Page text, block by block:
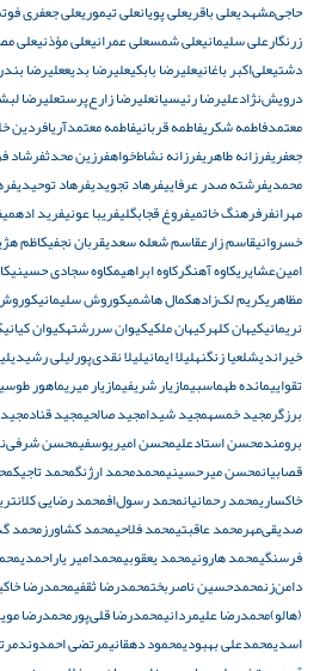
حاجی‌مشهدیعلی باقریعلی پویانعلی تیموریعلی جعفری
زرنگارعلی سلیمانیعلی شمسعلی عمرانیعلی مؤذنیعلی
دشتیعلی‌اکبر باغانیعلیرضا بابکیعلیرضا بدیععلیرضا
درویش‌نژادعلیرضا رئیسیانعلیرضا زارع‌پرستعلیرضا
معتمدفاطمه شکریفاطمه قربانیفاطمه معتمدآریافردین
جعفریفرزانه طاهریفرزانه نشاط‌خواهفرزین محدثفرشاد
محمدیفرشته صدر عرفاییفرهاد تجویدیفرهاد توحیدی
مهرانفرفرهنگ خاتمیفروغ قجابگلیفریبا عونیفرید ادهمی
خسروانیقاسم زارعقاسم شعله سعدیقربان نجفیکاظم
امین‌عشایریکاوه آهنگرکاوه ابراهیمکاوه سجادی حسینی
مظاهریکریم لک‌زادهکمال هاشمیکوروش سلیمانی
نریمانیکیهان کلهرکیهان ملکیکیوان سررشتهکیوان کیانی
خیراندیشلعیا زنگنهلیلا ایمانیلیلا نقدی‌پورلیلی رشیدی
تقواییمائده طهماسبیمازیار شریفیمازیار میریماهور طوسی
برزگرمجید خمسهمجید شیدامجید صالحیمجید قناد
برومندمحسن استادعلیمحسن امیریوسفیمحسن
قصابیانمحسن میرحسینیمحمدمحمد ارژنگمحمد تاجیک
خاکساریمحمد رحمانیانمحمد رسول‌افمحمد رضایی کلانتری
صدیقی‌مهرمحمد عاقبتیمحمد فلاحیمحمد کشاورزمحمد
فرسنگیمحمد هارونیمحمد یعقوبیمحمدامیر یاراحمدی
دامن‌زنمحمدحسین ناصربختمحمدرضا ثقفیمحمدرضا
(هالو)محمدرضا علیمردانیمحمدرضا قلی‌پورمحمدرضا
اسدیمحمدعلی بهبودیمحمود دهقانیمرتضی احمدوند